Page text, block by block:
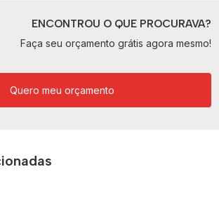
ENCONTROU O QUE PROCURAVA?
Faça seu orçamento grátis agora mesmo!
Quero meu orçamento